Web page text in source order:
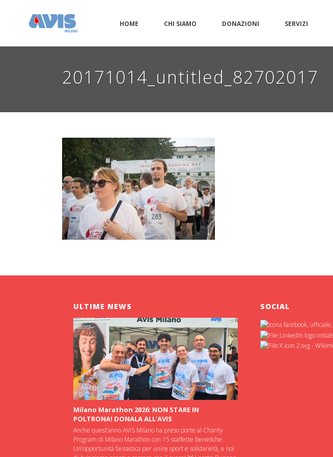
HOME CHI SIAMO DONAZIONI SERVIZI
20171014_untitled_82702017
ULTIME NEWS
Milano Marathon 2026: NON STARE IN
POLTRONA! DONALA ALL’AVIS
Anche quest’anno AVIS Milano ha preso porte al Charity
Program di Milano Marathon con 15 staffette benefiche.
Un’opportunità fantastica per unire sport e solidarietà, e noi
SOCIAL